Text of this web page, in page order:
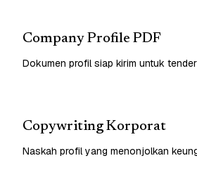
Company Profile PDF
Dokumen profil siap kirim untuk
Copywriting Korporat
Naskah profil yang menonjolkan